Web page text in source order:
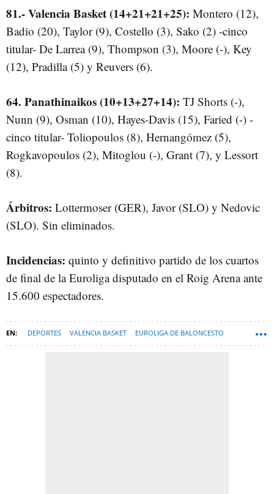
81.- Valencia Basket (14+21+21+25): Montero (12),
Badio (20), Taylor (9), Costello (3), Sako (2) -cinco
titular- De Larrea (9), Thompson (3), Moore (-), Key
(12), Pradilla (5) y Reuvers (6).
64. Panathinaikos (10+13+27+14): TJ Shorts (-),
Nunn (9), Osman (10), Hayes-Davis (15), Faried (-) -
cinco titular- Toliopoulos (8), Hernangómez (5),
Rogkavopoulos (2), Mitoglou (-), Grant (7), y Lessort
(8).
Árbitros: Lottermoser (GER), Javor (SLO) y Nedovic
(SLO). Sin eliminados.
Incidencias: quinto y definitivo partido de los cuartos
de final de la Euroliga disputado en el Roig Arena ante
15.600 espectadores.
DEPORTES VALENCIA BASKET EUROLIGA DE BALONCESTO